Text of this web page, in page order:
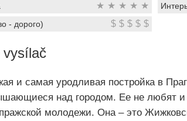
★ ★ ★ ★ ★
- дорого) $ $ $ $ $
vysílač
и самая уродливая постройка в
над городом. Ее не любят
молодежи. Она – это